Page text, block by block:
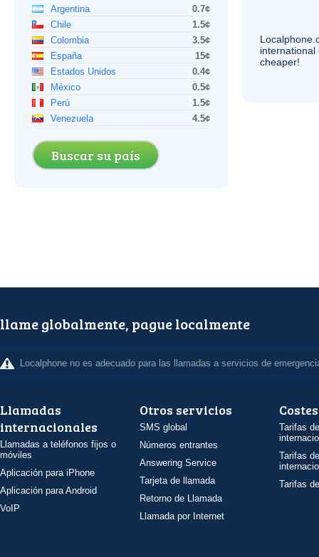
Argentina
0.7¢
Chile
1.5¢
Colombia
3.5¢
España
15¢
Estados Unidos
0.4¢
México
0.5¢
Perú
1.5¢
Venezuela
4.5¢
Buscar su país
international
cheaper!
llame globalmente, pague localmente
Localphone no es adecuado para las llamadas a servicios de
Llamadas
internacionales
Llamadas a teléfonos fijos o
móviles
Aplicación para iPhone
Aplicación para Android
VoIP
Otros servicios
SMS global
Números entrantes
Answering Service
Tarjeta de llamada
Retorno de Llamada
Llamada por Internet
Costes
Tarifas
Tarifas
Tarifas